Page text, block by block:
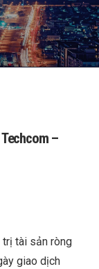
–
trị tài sản ròng
giao dịch